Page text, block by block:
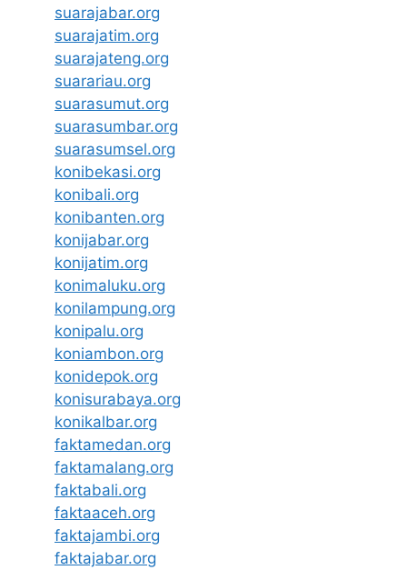
suarajabar.org
suarajatim.org
suarajateng.org
suarariau.org
suarasumut.org
suarasumbar.org
suarasumsel.org
konibekasi.org
konibali.org
konibanten.org
konijabar.org
konijatim.org
konimaluku.org
konilampung.org
konipalu.org
koniambon.org
konidepok.org
konisurabaya.org
konikalbar.org
faktamedan.org
faktamalang.org
faktabali.org
faktaaceh.org
faktajambi.org
faktajabar.org